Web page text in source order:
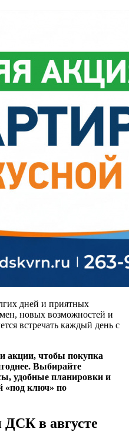
дней и приятных
новых возможностей и
встречать каждый день с
акции, чтобы покупка
Выбирайте
удобные планировки и
«под ключ» по
в августе